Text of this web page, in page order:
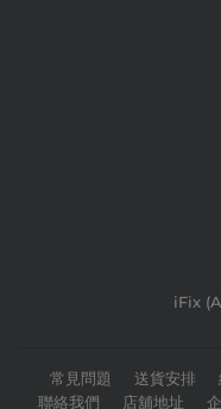
iFix
常見問題 送貨安排
聯絡我們
店舖地址